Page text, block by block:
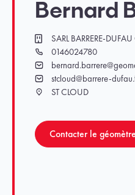
Bernard
CabinetSARL BARRERE-
Téléphone
0146024780
Email
Emailstcloud@barrere-
Ville
ST CLOUD
Contacter le